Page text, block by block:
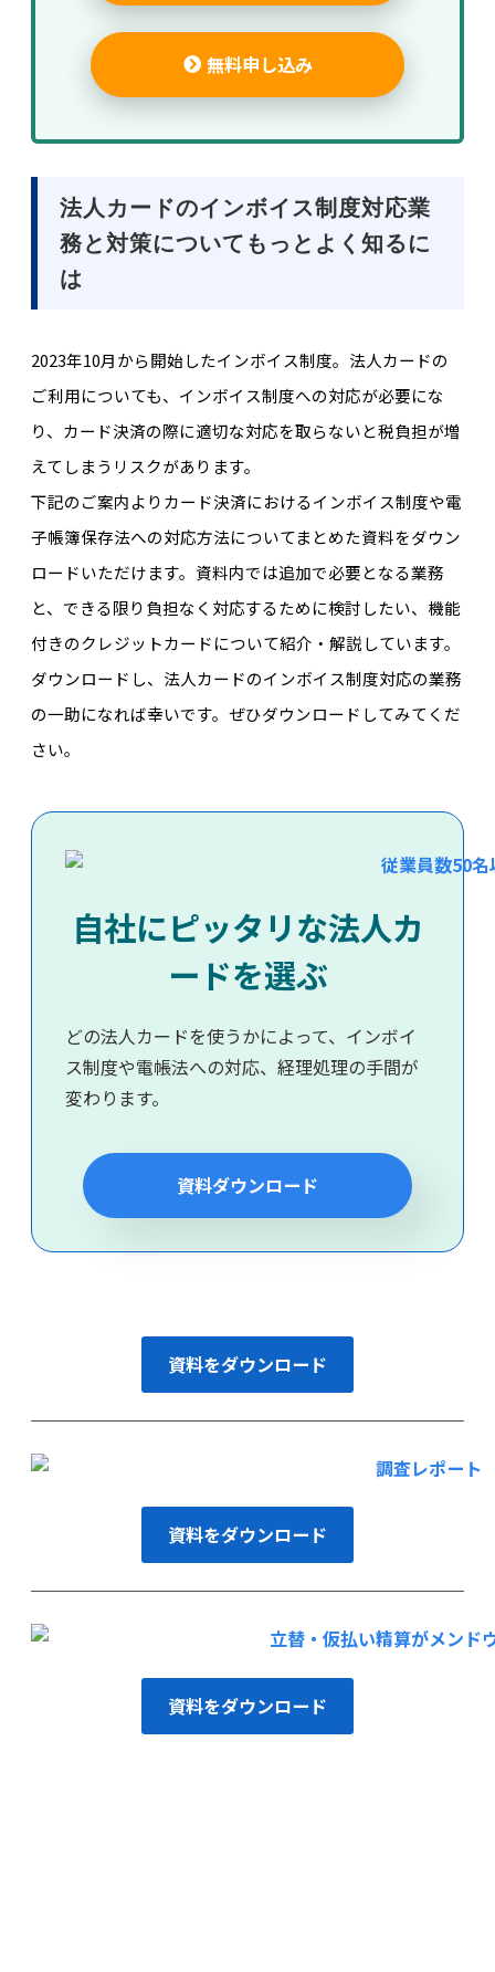
無料申し込み
法人カードのインボイス制度対応業
務と対策についてもっとよく知るに
は
2023年10月から開始したインボイス制度。法人カードの
ご利用についても、インボイス制度への対応が必要にな
り、カード決済の際に適切な対応を取らないと税負担が増
えてしまうリスクがあります。
下記のご案内よりカード決済におけるインボイス制度や電
子帳簿保存法への対応方法についてまとめた資料をダウン
ロードいただけます。資料内では追加で必要となる業務
と、できる限り負担なく対応するために検討したい、機能
付きのクレジットカードについて紹介・解説しています。
ダウンロードし、法人カードのインボイス制度対応の業務
の一助になれば幸いです。ぜひダウンロードしてみてくだ
さい。
自社にピッタリな法人カ
ードを選ぶ
どの法人カードを使うかによって、インボイ
ス制度や電帳法への対応、経理処理の手間が
変わります。
資料ダウンロード
資料をダウンロード
資料をダウンロード
資料をダウンロード